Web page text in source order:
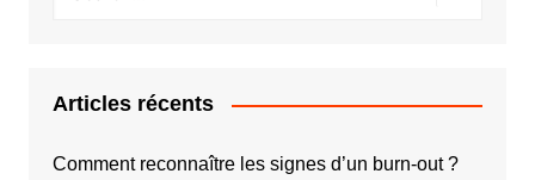
Articles récents
Comment reconnaître les signes d’un burn-out ?